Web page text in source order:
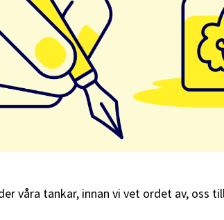
våra tankar, innan vi vet ordet av, oss